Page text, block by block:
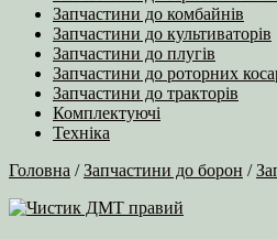
Запчастини до комбайнів
Запчастини до культиваторів
Запчастини до плугів
Запчастини до роторних
Запчастини до тракторів
Комплектуючі
Техніка
Головна /Запчастини до борон /